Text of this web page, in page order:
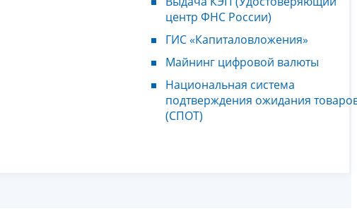
центр ФНС России)
ГИС «Капиталовложения»
Майнинг цифровой валюты
Национальная система
подтверждения ожидания
(СПОТ)